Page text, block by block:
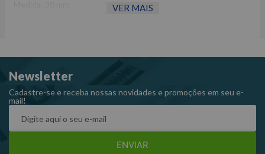
VER MAIS
Newsletter
Cadastre-se e receba nossas novidades e promoções em seu e-
mail!
ENVIAR